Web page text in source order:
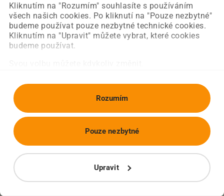
Kliknutím na "Rozumím" souhlasíte s používáním
všech našich cookies. Po kliknutí na "Pouze nezbytné"
budeme používat pouze nezbytné technické cookies.
Kliknutím na "Upravit" můžete vybrat, které cookies
budeme používat.
Rozumím
Upravit
Pouze nezbytné
Obnovit stránku Úvodní strana